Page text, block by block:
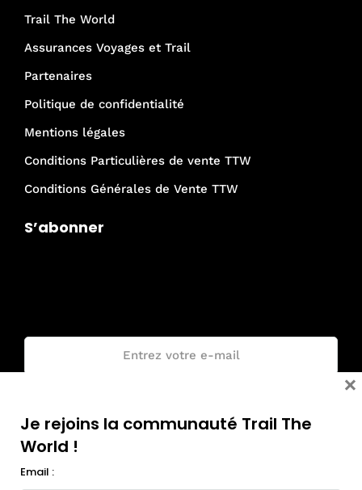
Trail The World
Assurances Voyages et Trail
Partenaires
Politique de confidentialité
Mentions légales
Conditions Particulières de vente TTW
Conditions Générales de Vente TTW
S’abonner
Je rejoins la communauté Trail The
World !
Email :
×